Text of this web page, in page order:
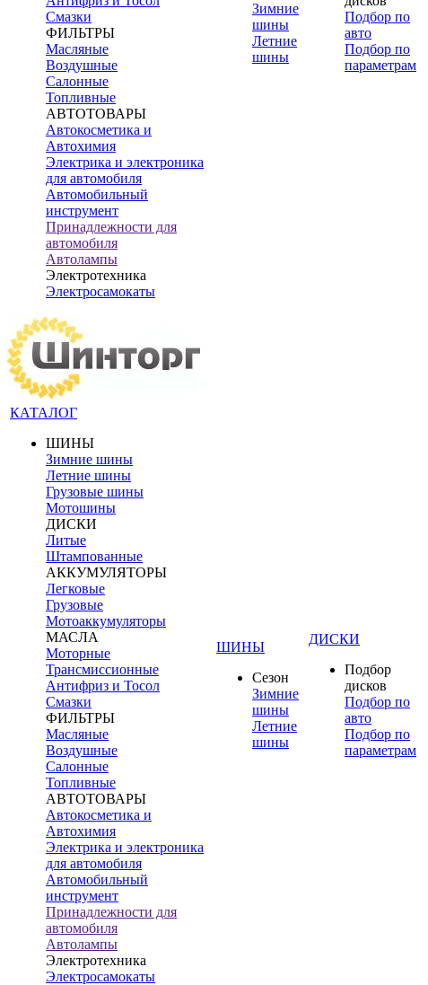
Смазки
ФИЛЬТРЫ
Масляные
Воздушные
Салонные
Топливные
АВТОТОВАРЫ
Автокосметика и
Автохимия
Электрика и электроника
для автомобиля
Автомобильный
инструмент
Принадлежности для
автомобиля
Автолампы
Электротехника
Электросамокаты
Зимние
шины
Летние
шины
Подбор по
авто
Подбор по
параметрам
КАТАЛОГ
ШИНЫ
Зимние шины
Летние шины
Грузовые шины
Мотошины
ДИСКИ
Литые
Штампованные
АККУМУЛЯТОРЫ
Легковые
Грузовые
Мотоаккумуляторы
МАСЛА
Моторные
Трансмиссионные
Антифриз и Тосол
Смазки
ФИЛЬТРЫ
Масляные
Воздушные
Салонные
Топливные
АВТОТОВАРЫ
Автокосметика и
Автохимия
Электрика и электроника
для автомобиля
Автомобильный
инструмент
Принадлежности для
автомобиля
Автолампы
Электротехника
Электросамокаты
ШИНЫ
Сезон
Зимние
шины
Летние
шины
ДИСКИ
Подбор
дисков
Подбор по
авто
Подбор по
параметрам